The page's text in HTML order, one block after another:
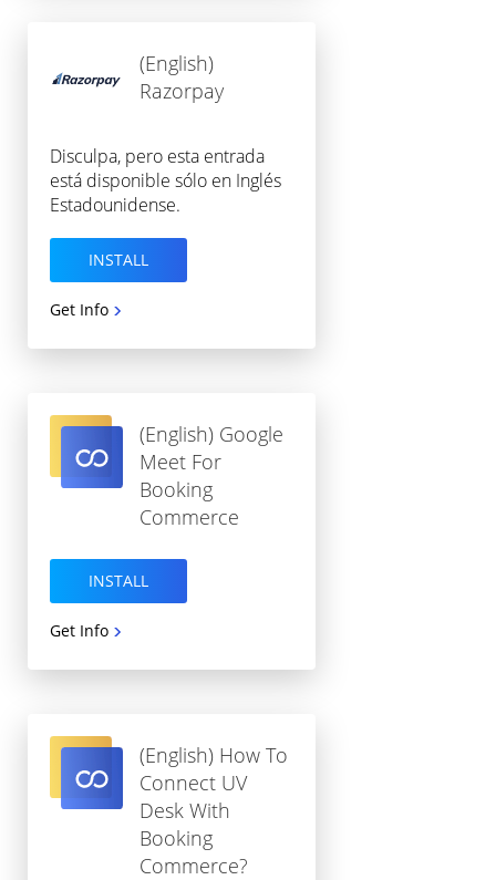
(English)
Razorpay
Disculpa, pero esta entrada
está disponible sólo en Inglés
Estadounidense.
INSTALL
Get Info
(English) Google
Meet For
Booking
Commerce
INSTALL
Get Info
(English) How To
Connect UV
Desk With
Booking
Commerce?